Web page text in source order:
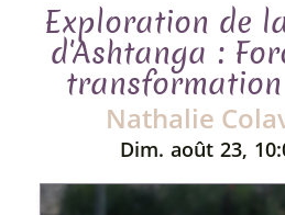
Exploration de
d'Ashtanga :
Nathalie
Dim. août 23,